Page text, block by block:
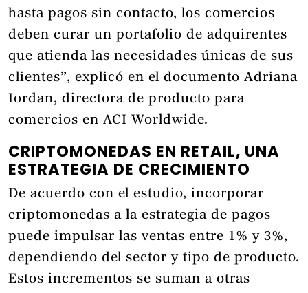
hasta pagos sin contacto, los comercios
deben curar un portafolio de adquirentes
que atienda las necesidades únicas de sus
clientes”, explicó en el documento Adriana
Iordan, directora de producto para
comercios en ACI Worldwide.
CRIPTOMONEDAS EN RETAIL, UNA
ESTRATEGIA DE CRECIMIENTO
De acuerdo con el estudio, incorporar
criptomonedas a la estrategia de pagos
puede impulsar las ventas entre 1% y 3%,
dependiendo del sector y tipo de producto.
Estos incrementos se suman a otras